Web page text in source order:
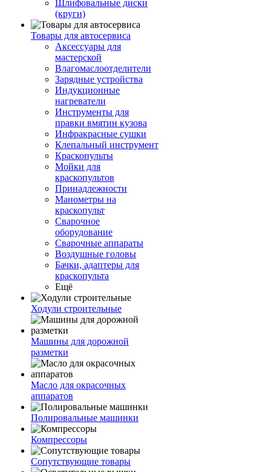
Шлифовальные диски
(круги)
Товары для автосервиса
Аксессуары для
мастерской
Влагомаслоотделители
Зарядные устройства
Индукционные
нагреватели
Инструменты для
правки вмятин кузова
Инфракрасные сушки
Клепальный инструмент
Краскопульты
Мойки для
краскопультов
Принадлежности
Манометры на
краскопульт
Сварочное
оборудование
Сварочные аппараты
Воздушные головы
Бачки, адаптеры для
краскопульта
Ещё
Ходули строительные
Машины для дорожной
разметки
Масло для окрасочных
аппаратов
Полировальные машинки
Компрессоры
Сопутствующие товары